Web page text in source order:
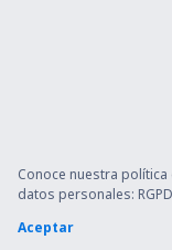
Conoce nuestra
datos personales:
Aceptar